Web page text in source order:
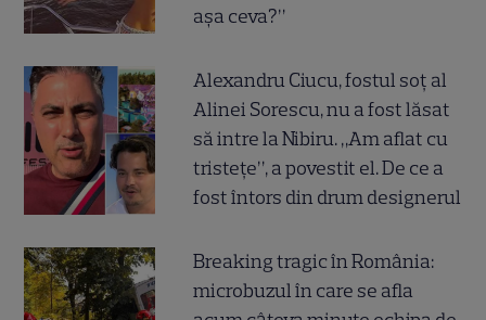
așa ceva?”
Alexandru Ciucu, fostul soț al
Alinei Sorescu, nu a fost lăsat
să intre la Nibiru. „Am aflat cu
tristețe”, a povestit el. De ce a
fost întors din drum designerul
Breaking tragic în România:
microbuzul în care se afla